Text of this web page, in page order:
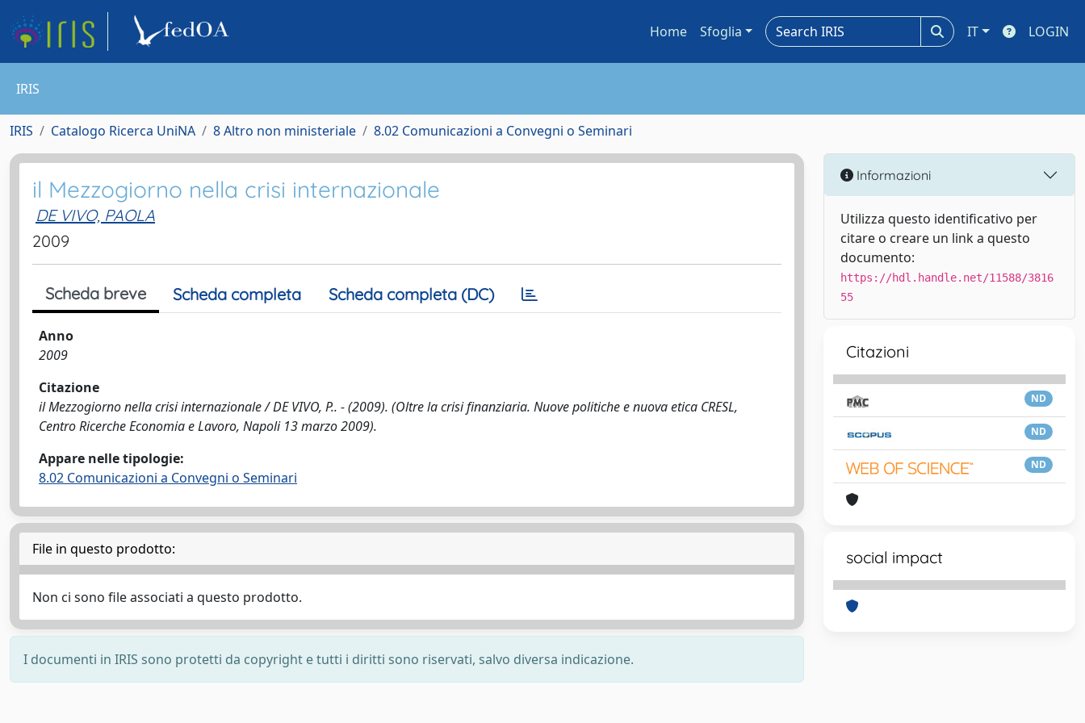
Home Sfoglia IT LOGIN
IRIS
IRIS Catalogo Ricerca UniNA 8 Altro non ministeriale 8.02 Comunicazioni a Convegni o Seminari
il Mezzogiorno nella crisi internazionale
DE VIVO, PAOLA
2009
Scheda breve Scheda completa Scheda completa (DC)
Anno
2009
Citazione
il Mezzogiorno nella crisi internazionale / DE VIVO, P.. - (2009). (Oltre la crisi finanziaria. Nuove politiche e nuova etica CRESL,
Centro Ricerche Economia e Lavoro, Napoli 13 marzo 2009).
Appare nelle tipologie:
8.02 Comunicazioni a Convegni o Seminari
File in questo prodotto:
Non ci sono file associati a questo prodotto.
I documenti in IRIS sono protetti da copyright e tutti i diritti sono riservati, salvo diversa indicazione.
Informazioni
Utilizza questo identificativo per
citare o creare un link a questo
documento:
https://hdl.handle.net/11588/3816
55
Citazioni
ND
ND
ND
social impact